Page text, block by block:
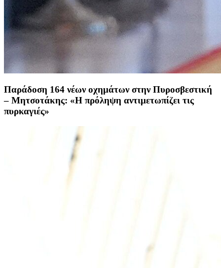
Παράδοση 164 νέων οχημάτων στην Πυροσβεστική
– Μητσοτάκης: «Η πρόληψη αντιμετωπίζει τις
πυρκαγιές»